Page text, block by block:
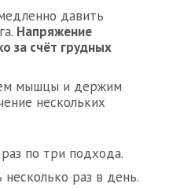
давить
Напряжение
за счёт грудных
мышцы и держим
нескольких
по три подхода.
раз в день.